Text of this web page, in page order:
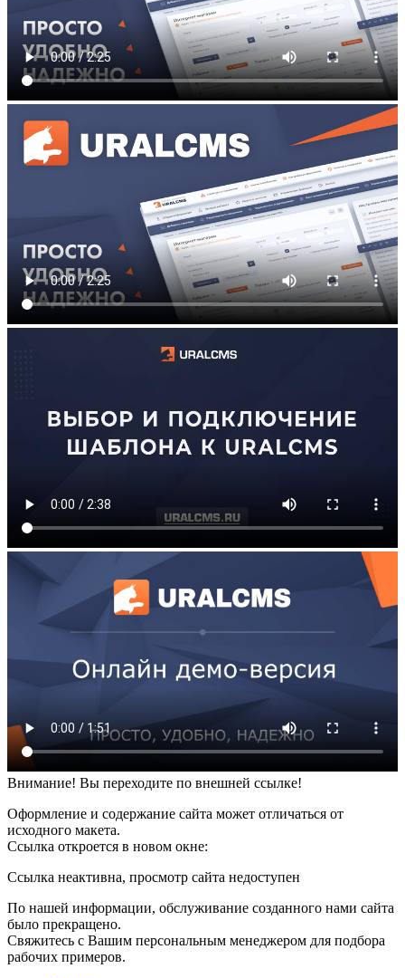
Внимание! Вы переходите по внешней ссылке!
Оформление и содержание сайта может отличаться от
исходного макета.
Ссылка откроется в новом окне:
Ссылка неактивна, просмотр сайта недоступен
По нашей информации, обслуживание созданного нами сайта
было прекращено.
Свяжитесь с Вашим персональным менеджером для подбора
рабочих примеров.